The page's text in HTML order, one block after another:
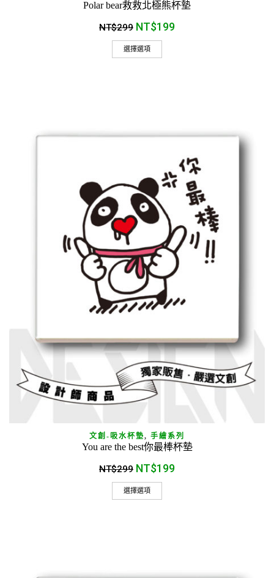
Polar bear救救北極熊杯墊
NT$299 NT$199
選擇選項
文創-吸水杯墊, 手繪系列
You are the best你最棒杯墊
NT$299 NT$199
選擇選項